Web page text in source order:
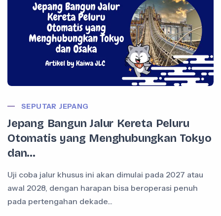
SEPUTAR JEPANG
Jepang Bangun Jalur Kereta Peluru
Otomatis yang Menghubungkan Tokyo
dan...
Uji coba jalur khusus ini akan dimulai pada 2027 atau
awal 2028, dengan harapan bisa beroperasi penuh
pada pertengahan dekade...